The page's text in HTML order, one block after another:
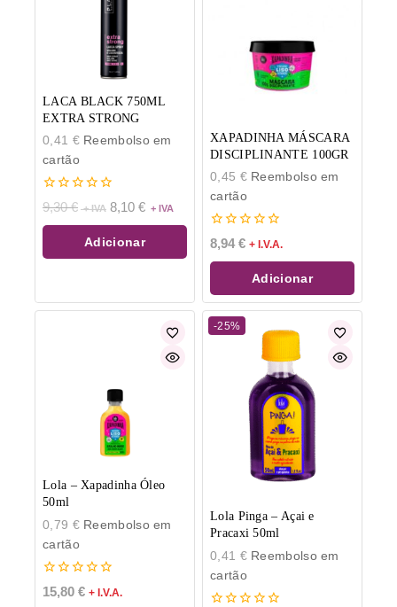
LACA BLACK 750ML
EXTRA STRONG
0,41 €Reembolso em
cartão
0
de
5
9,30€ 8,10 €
Adicionar
XAPADINHA MÁSCARA
DISCIPLINANTE 100GR
0,45 €Reembolso em
cartão
0
de
5
8,94€ + I.V.A.
Adicionar
Lola – Xapadinha Óleo
50ml
0,79 €Reembolso em
cartão
0
de
15,80 € + I.V.A.
-25%
Lola Pinga – Açai e
Pracaxi 50ml
0,41 €Reembolso em
cartão